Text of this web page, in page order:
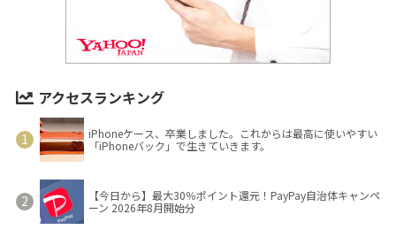
アクセスランキング
iPhoneケース、卒業しました。これからは最高に使いやすい
「iPhoneバック」で生きていきます。
【今日から】最大30％ポイント還元！PayPay自治体キャンペ
ーン 2026年8月開始分